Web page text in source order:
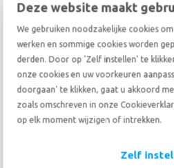
Deze website maakt
We gebruiken noodzakelijke cookies
werken en sommige cookies worden
derden. Door op 'Zelf instellen' te
onze cookies en uw voorkeuren
doorgaan' te klikken, gaat u akkoord
zoals omschreven in onze
op elk moment wijzigen of intrekken.
Zelf
tot een succes te maken? Dan is het
houden met de behoeften van de
lees verder